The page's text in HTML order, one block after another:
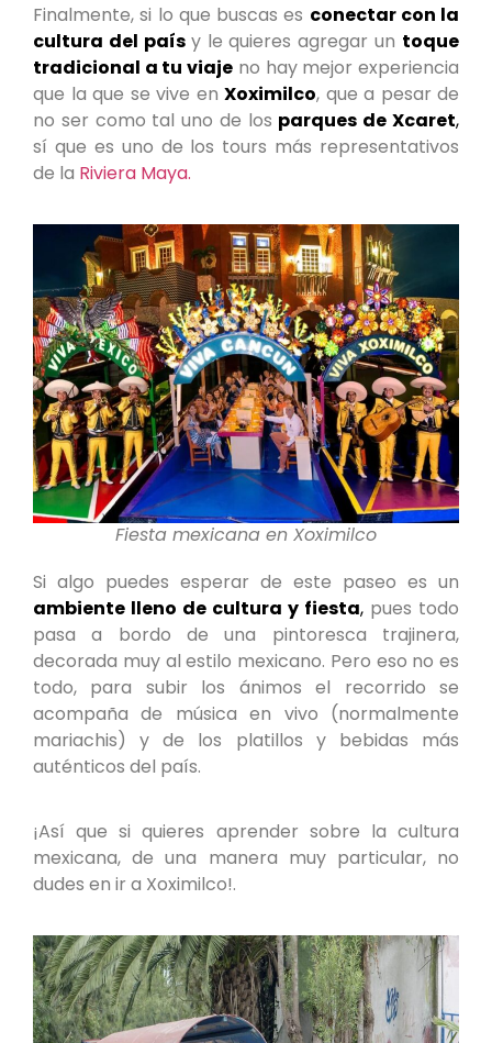
Finalmente, si lo que buscas es conectar con la
cultura del país y le quieres agregar un toque
tradicional a tu viaje no hay mejor experiencia
que la que se vive en Xoximilco, que a pesar de
no ser como tal uno de los parques de Xcaret,
sí que es uno de los tours más representativos
de la Riviera Maya.
Fiesta mexicana en Xoximilco
Si algo puedes esperar de este paseo es un
ambiente lleno de cultura y fiesta, pues todo
pasa a bordo de una pintoresca trajinera,
decorada muy al estilo mexicano. Pero eso no es
todo, para subir los ánimos el recorrido se
acompaña de música en vivo (normalmente
mariachis) y de los platillos y bebidas más
auténticos del país.
¡Así que si quieres aprender sobre la cultura
mexicana, de una manera muy particular, no
dudes en ir a Xoximilco!.